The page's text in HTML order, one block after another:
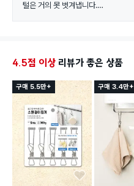
털은 거의 못 벗겨냅니다.
4.5점 이상 리뷰가 좋은 상품
구매 5.5만+ 구매 3.4만+